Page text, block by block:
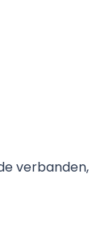
verbanden,